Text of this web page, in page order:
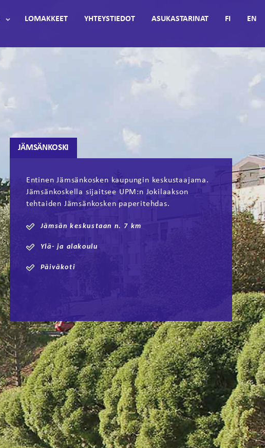
LOMAKKEET YHTEYSTIEDOT ASUKASTARINAT FI EN
JÄMSÄNKOSKI
Entinen Jämsänkosken kaupungin keskustaajama.
Jämsänkoskella sijaitsee UPM:n Jokilaakson
tehtaiden Jämsänkosken paperitehdas.
Jämsän keskustaan n. 7 km
Ylä- ja alakoulu
Päiväkoti